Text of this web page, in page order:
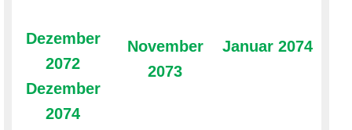
Dezember
2072
Dezember
2074
November
2073
Januar 2074